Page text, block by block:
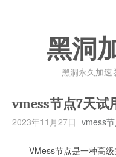
黑洞
黑洞永久加速
vmess节点7天试
2023年11月27日 vmess
VMess节点是一种高级